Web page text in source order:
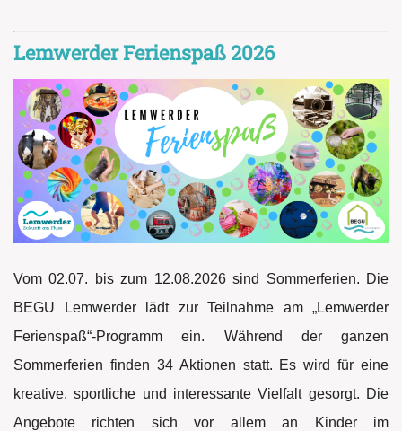
Lemwerder Ferienspaß 2026
Vom 02.07. bis zum 12.08.2026 sind Sommerferien. Die
BEGU Lemwerder lädt zur Teilnahme am „Lemwerder
Ferienspaß“-Programm ein. Während der ganzen
Sommerferien finden 34 Aktionen statt. Es wird für eine
kreative, sportliche und interessante Vielfalt gesorgt. Die
Angebote richten sich vor allem an Kinder im